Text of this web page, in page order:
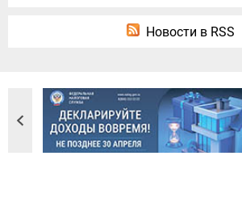
Новости в RSS